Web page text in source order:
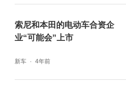
索尼和本田的电动车合资企
业“可能会”上市
新车 4年前